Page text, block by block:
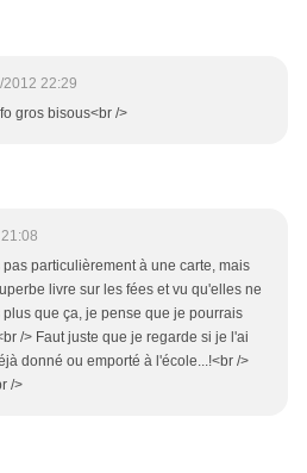
2012 22:29
gros bisous<br />
particulièrement à une carte, mais
livre sur les fées et vu qu'elles ne
que ça, je pense que je pourrais
/> Faut juste que je regarde si je l'ai
donné ou emporté à l'école...!<br />
/>